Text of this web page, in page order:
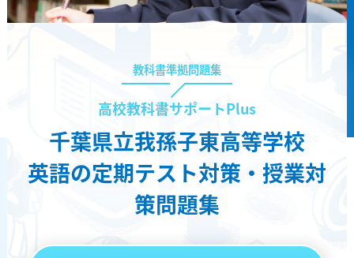
教科書準拠問題集
高校教科書サポートPlus
千葉県立我孫子東高等学校
英語の定期テスト対策・授業対
策問題集